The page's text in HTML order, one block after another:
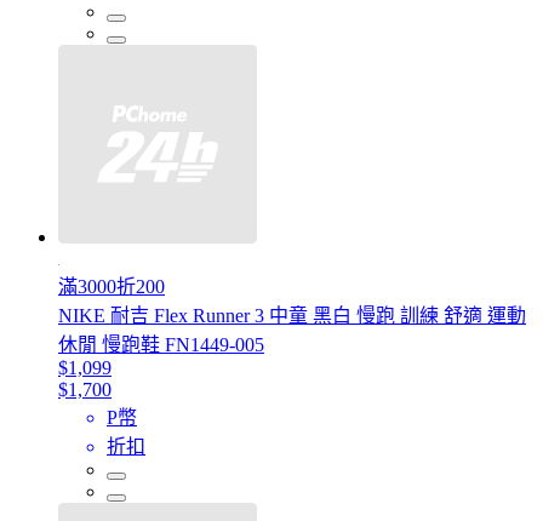
滿3000折200
NIKE 耐吉 Flex Runner 3 中童 黑白 慢跑 訓練 舒適 運動
休閒 慢跑鞋 FN1449-005
$1,099
$1,700
P幣
折扣